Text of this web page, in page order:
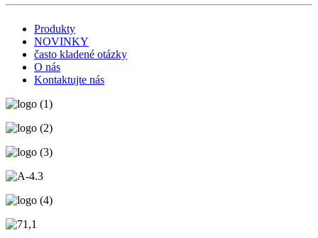
Produkty
NOVINKY
často kladené otázky
O nás
Kontaktujte nás